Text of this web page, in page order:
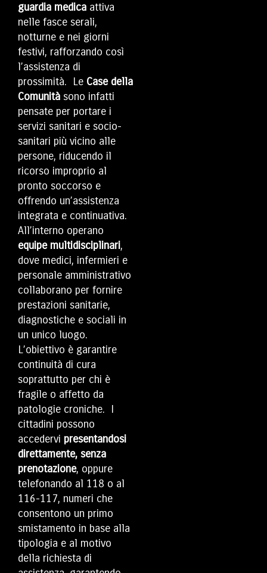
guardia medica attiva
nelle fasce serali,
notturne e nei giorni
festivi, rafforzando così
l’assistenza di
prossimità. Le Case della
Comunità sono infatti
pensate per portare i
servizi sanitari e socio-
sanitari più vicino alle
persone, riducendo il
ricorso improprio al
pronto soccorso e
offrendo un’assistenza
integrata e continuativa.
All’interno operano
equipe multidisciplinari,
dove medici, infermieri e
personale amministrativo
collaborano per fornire
prestazioni sanitarie,
diagnostiche e sociali in
un unico luogo.
L’obiettivo è garantire
continuità di cura
soprattutto per chi è
fragile o affetto da
patologie croniche. I
cittadini possono
accedervi presentandosi
direttamente, senza
prenotazione, oppure
telefonando al 118 o al
116-117, numeri che
consentono un primo
smistamento in base alla
tipologia e al motivo
della richiesta di